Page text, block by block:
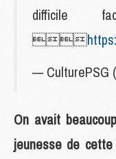
difficile

— CulturePSG
On avait
jeunesse de